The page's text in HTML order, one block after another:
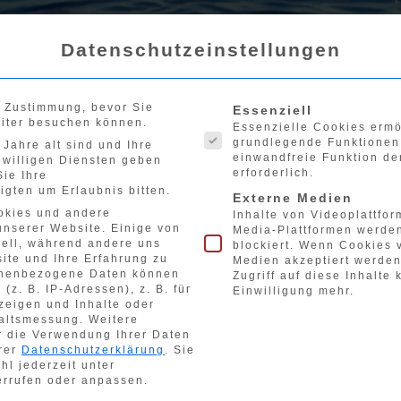
Startseite
Klasse in Radolfzell
Datenschutzeinstellungen
bevor Sie
besuchen können.
alt sind und Ihre
Diensten geben
Ihre
um Erlaubnis bitten.
und andere
Website. Einige von
während andere uns
und Ihre Erfahrung zu
Daten können
(z. B. IP-Adressen), z. B. für
und Inhalte oder
Weitere
die Verwendung Ihrer Daten
Datenschutzerklärung . Sie
jederzeit unter
oder anpassen.
Es folgt eine Liste der
Essenziell
Essenzielle Cookies
grundlegende
einwandfreie Funktion
erforderlich.
Externe Medien
Inhalte von
Media-Plattformen
blockiert. Wenn Cookies
Medien akzeptiert
Zugriff auf diese Inhalte
Einwilligung mehr.